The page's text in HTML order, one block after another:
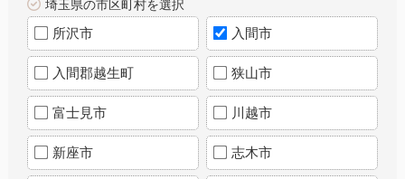
埼玉県の市区町村を選択
所沢市 入間市
入間郡越生町 狭山市
富士見市 川越市
新座市 志木市